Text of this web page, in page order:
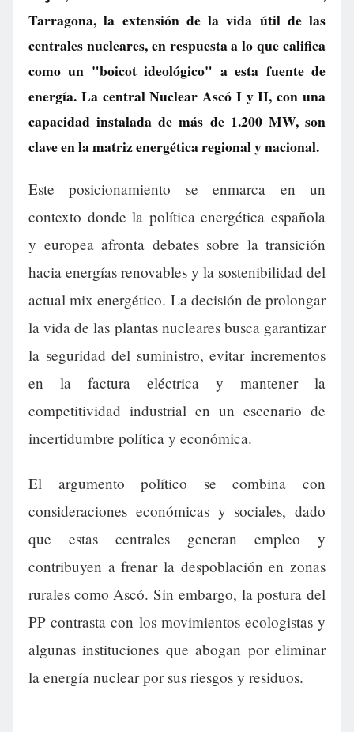
Tarragona, la extensión de la vida útil de las
centrales nucleares, en respuesta a lo que califica
como un "boicot ideológico" a esta fuente de
energía. La central Nuclear Ascó I y II, con una
capacidad instalada de más de 1.200 MW, son
clave en la matriz energética regional y nacional.
Este posicionamiento se enmarca en un
contexto donde la política energética española
y europea afronta debates sobre la transición
hacia energías renovables y la sostenibilidad del
actual mix energético. La decisión de prolongar
la vida de las plantas nucleares busca garantizar
la seguridad del suministro, evitar incrementos
en la factura eléctrica y mantener la
competitividad industrial en un escenario de
incertidumbre política y económica.
El argumento político se combina con
consideraciones económicas y sociales, dado
que estas centrales generan empleo y
contribuyen a frenar la despoblación en zonas
rurales como Ascó. Sin embargo, la postura del
PP contrasta con los movimientos ecologistas y
algunas instituciones que abogan por eliminar
la energía nuclear por sus riesgos y residuos.